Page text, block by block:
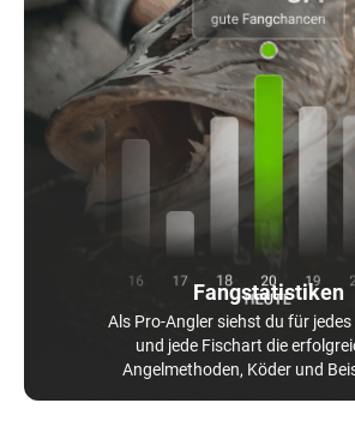
Fangstatistiken
Als Pro-Angler siehst du für
und jede Fischart die
Angelmethoden, Köder und